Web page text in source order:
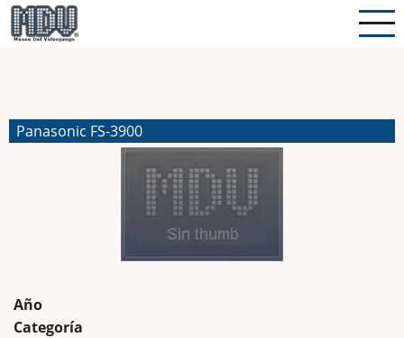
Pasar
al
Panasonic FS-3900
Año
Categoría